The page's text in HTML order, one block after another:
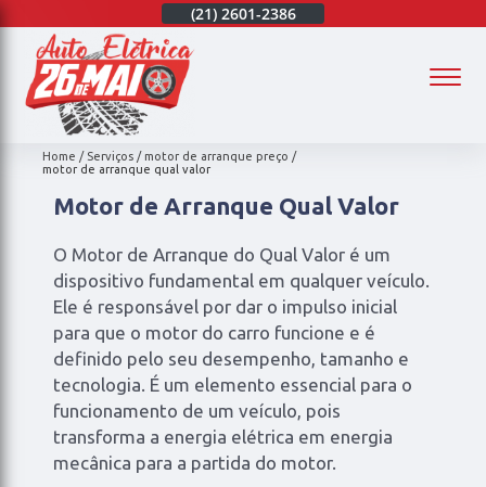
(21) 2601-2386
Home Serviços
motor de arranque preço
motor de arranque qual valor
Motor de Arranque Qual Valor
O Motor de Arranque do Qual Valor é um
dispositivo fundamental em qualquer veículo.
Ele é responsável por dar o impulso inicial
para que o motor do carro funcione e é
definido pelo seu desempenho, tamanho e
tecnologia. É um elemento essencial para o
funcionamento de um veículo, pois
transforma a energia elétrica em energia
mecânica para a partida do motor.